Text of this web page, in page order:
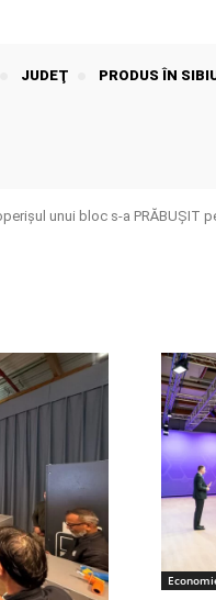
JUDEŢ PRODUS ÎN
unui bloc s-a PRĂBUȘIT